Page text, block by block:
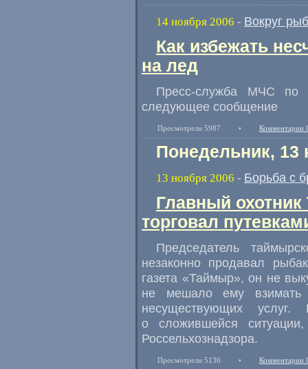
14 ноября 2006 - Вокруг
Как избежать
на лед
Пресс-служба МЧС по
следующее сообщение
Просмотрели 5987 • Комментарии
Понедельник, 13
13 ноября 2006 - Борьба с
Главный
торговал
Председатель
незаконно продавал
газета «Таймыр», он не
не мешало ему взимать
несуществующих
о сложившейся
Россельхознадзора.
Просмотрели 5136 • Комментарии